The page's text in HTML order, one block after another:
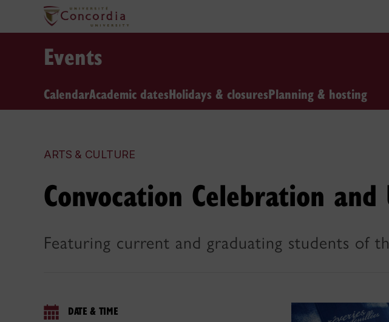
Events
CalendarAcademic datesHolidays & closuresPlanning & hosting
ARTS & CULTURE
Convocation Celebration
Featuring current and graduating students of
DATE & TIME